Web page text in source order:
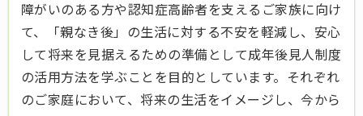
障がいのある方や認知症高齢者を支えるご家族に向け
て、「親なき後」の生活に対する不安を軽減し、安心
して将来を見据えるための準備として成年後見人制度
の活用方法を学ぶことを目的としています。それぞれ
のご家庭において、将来の生活をイメージし、今から